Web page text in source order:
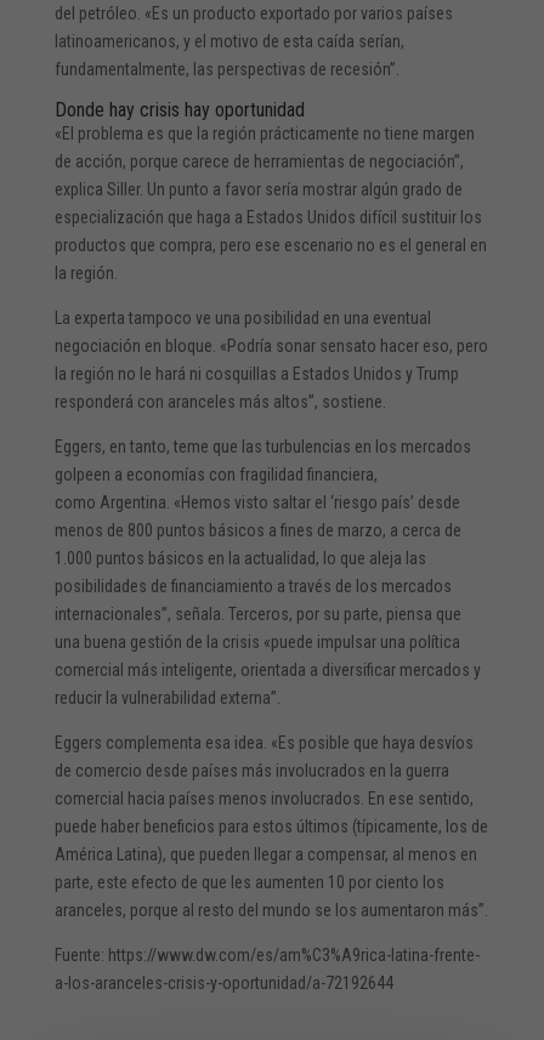
del petróleo. «Es un producto exportado por varios países
latinoamericanos, y el motivo de esta caída serían,
fundamentalmente, las perspectivas de recesión”.
Donde hay crisis hay oportunidad
«El problema es que la región prácticamente no tiene margen
de acción, porque carece de herramientas de negociación”,
explica Siller. Un punto a favor sería mostrar algún grado de
especialización que haga a Estados Unidos difícil sustituir los
productos que compra, pero ese escenario no es el general en
la región.
La experta tampoco ve una posibilidad en una eventual
negociación en bloque. «Podría sonar sensato hacer eso, pero
la región no le hará ni cosquillas a Estados Unidos y Trump
responderá con aranceles más altos”, sostiene.
Eggers, en tanto, teme que las turbulencias en los mercados
golpeen a economías con fragilidad financiera,
como Argentina. «Hemos visto saltar el ‘riesgo país’ desde
menos de 800 puntos básicos a fines de marzo, a cerca de
1.000 puntos básicos en la actualidad, lo que aleja las
posibilidades de financiamiento a través de los mercados
internacionales”, señala. Terceros, por su parte, piensa que
una buena gestión de la crisis «puede impulsar una política
comercial más inteligente, orientada a diversificar mercados y
reducir la vulnerabilidad externa”.
Eggers complementa esa idea. «Es posible que haya desvíos
de comercio desde países más involucrados en la guerra
comercial hacia países menos involucrados. En ese sentido,
puede haber beneficios para estos últimos (típicamente, los de
América Latina), que pueden llegar a compensar, al menos en
parte, este efecto de que les aumenten 10 por ciento los
aranceles, porque al resto del mundo se los aumentaron más”.
Fuente: https://www.dw.com/es/am%C3%A9rica-latina-frente-
a-los-aranceles-crisis-y-oportunidad/a-72192644